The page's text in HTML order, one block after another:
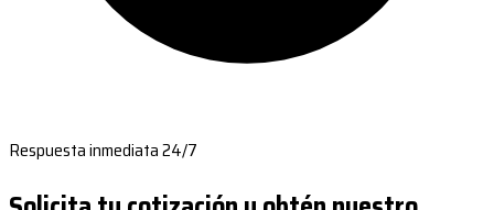
Respuesta inmediata 24/7